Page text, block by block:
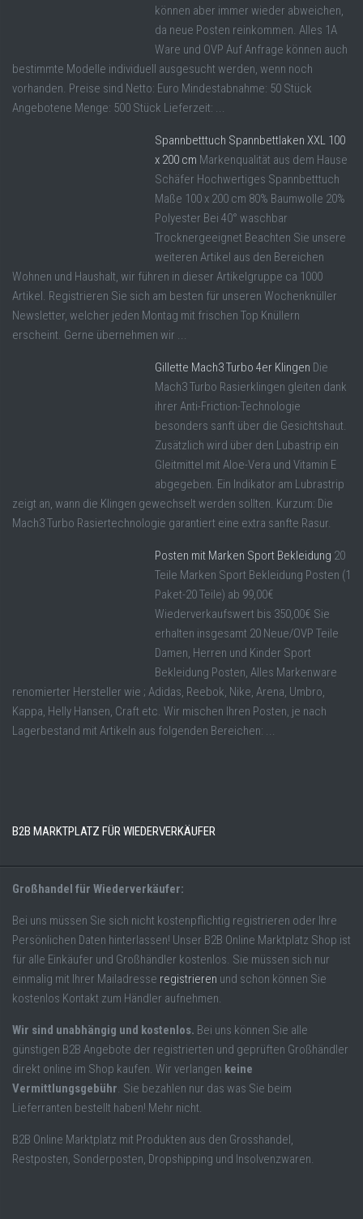
können aber immer wieder abweichen,
da neue Posten reinkommen. Alles 1A
Ware und OVP Auf Anfrage können auch
bestimmte Modelle individuell ausgesucht werden, wenn noch
vorhanden. Preise sind Netto: Euro Mindestabnahme: 50 Stück
Angebotene Menge: 500 Stück Lieferzeit: ...
Spannbetttuch Spannbettlaken XXL 100
x 200 cm Markenqualität aus dem Hause
Schäfer Hochwertiges Spannbetttuch
Maße 100 x 200 cm 80% Baumwolle 20%
Polyester Bei 40° waschbar
Trocknergeeignet Beachten Sie unsere
weiteren Artikel aus den Bereichen
Wohnen und Haushalt, wir führen in dieser Artikelgruppe ca 1000
Artikel. Registrieren Sie sich am besten für unseren Wochenknüller
Newsletter, welcher jeden Montag mit frischen Top Knüllern
erscheint. Gerne übernehmen wir ...
Gillette Mach3 Turbo 4er Klingen Die
Mach3 Turbo Rasierklingen gleiten dank
ihrer Anti-Friction-Technologie
besonders sanft über die Gesichtshaut.
Zusätzlich wird über den Lubastrip ein
Gleitmittel mit Aloe-Vera und Vitamin E
abgegeben. Ein Indikator am Lubrastrip
zeigt an, wann die Klingen gewechselt werden sollten. Kurzum: Die
Mach3 Turbo Rasiertechnologie garantiert eine extra sanfte Rasur.
Posten mit Marken Sport Bekleidung 20
Teile Marken Sport Bekleidung Posten (1
Paket-20 Teile) ab 99,00€
Wiederverkaufswert bis 350,00€ Sie
erhalten insgesamt 20 Neue/OVP Teile
Damen, Herren und Kinder Sport
Bekleidung Posten, Alles Markenware
renomierter Hersteller wie ; Adidas, Reebok, Nike, Arena, Umbro,
Kappa, Helly Hansen, Craft etc. Wir mischen Ihren Posten, je nach
Lagerbestand mit Artikeln aus folgenden Bereichen: ...
B2B MARKTPLATZ FÜR WIEDERVERKÄUFER
Großhandel für Wiederverkäufer:
Bei uns müssen Sie sich nicht kostenpflichtig registrieren oder Ihre
Persönlichen Daten hinterlassen! Unser B2B Online Marktplatz Shop ist
für alle Einkäufer und Großhändler kostenlos. Sie müssen sich nur
einmalig mit Ihrer Mailadresse registrieren und schon können Sie
kostenlos Kontakt zum Händler aufnehmen.
Wir sind unabhängig und kostenlos. Bei uns können Sie alle
günstigen B2B Angebote der registrierten und geprüften Großhändler
direkt online im Shop kaufen. Wir verlangen keine
Vermittlungsgebühr. Sie bezahlen nur das was Sie beim
Lieferranten bestellt haben! Mehr nicht.
B2B Online Marktplatz mit Produkten aus den Grosshandel,
Restposten, Sonderposten, Dropshipping und Insolvenzwaren.